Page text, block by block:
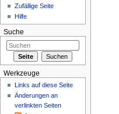
Zufällige Seite
Hilfe
Suche
Werkzeuge
Links auf diese Seite
Änderungen an
verlinkten Seiten